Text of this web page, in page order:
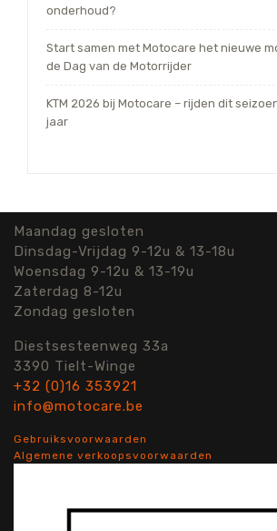
onderhoud?
Start samen met Motocare het nieuwe
de Dag van de Motorrijder
KTM 2026 bij Motocare – rijden dit
jaar
Maandag gesloten
Dinsdag-Vrijdag 9-12u & 13-18u
Woensdag 9-12u & 13-19u
Zaterdag 8-12u
Zondag gesloten
Diestsesteenweg 33a
3390 Tielt-Winge
+32 (0)16 353921
info@motocare.be
Gebruiksvoorwaarden
Algemene verkoopsvoorwaarden